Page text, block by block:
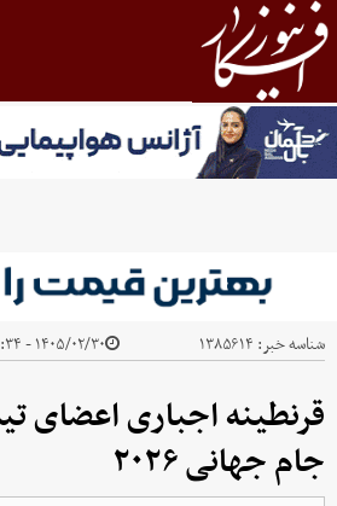
شناسه خبر: ۱۳۸۵۶۱۴ ۱۴۰۵/۰۲/۳۰ - ۱۵:۳۴
قرنطینه اجباری اعضای
جام جهانی ۲۰۲۶